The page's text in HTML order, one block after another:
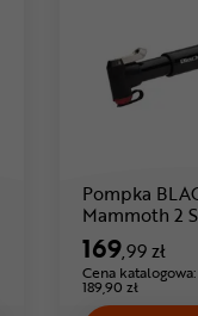
Pompka
Mammoth 2
169,99 zł
Cena katalogowa:
189,90 zł